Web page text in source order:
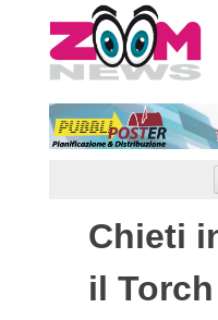
to
content
Chieti
il